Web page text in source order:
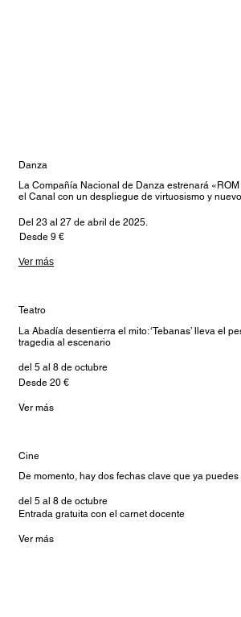
Danza
La Compañía Nacional de Danza estrenará
el Canal con un despliegue de virtuosismo y
Del 23 al 27 de abril de 2025.
Desde 9 €
Ver más
Teatro
La Abadía desentierra el mito: ‘Tebanas’ lleva el
tragedia al escenario
del 5 al 8 de octubre
Desde 20 €
Ver más
Cine
De momento, hay dos fechas clave que ya
del 5 al 8 de octubre
Entrada gratuita con el carnet docente
Ver más